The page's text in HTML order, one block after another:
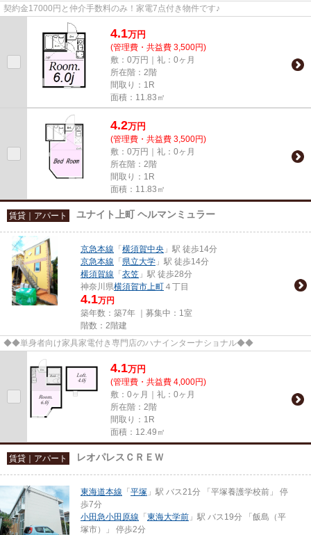
契約金17000円と仲介手数料のみ！家電7点付き物件です♪
4.1万円
(管理費・共益費 3,500円)
敷：0万円｜礼：0ヶ月
所在階：2階
間取り：1R
面積：11.83㎡
4.2万円
(管理費・共益費 3,500円)
敷：0万円｜礼：0ヶ月
所在階：2階
間取り：1R
面積：11.83㎡
賃貸｜アパート ユナイト上町 ヘルマンミュラー
京急本線 「 横須賀中央 」駅 徒歩14分
京急本線 「 県立大学 」駅 徒歩14分
横須賀線 「 衣笠 」駅 徒歩28分
神奈川県横須賀市上町 ４丁目
4.1万円
築年数：築7年 ｜募集中： 1室
階数：2階建
◆◆単身者向け家具家電付き専門店のハナインターナショナル◆◆
4.1万円
(管理費・共益費 4,000円)
敷：0ヶ月｜礼：0ヶ月
所在階：2階
間取り：1R
面積：12.49㎡
賃貸｜アパート レオパレスＣＲＥＷ
東海道本線 「 平塚 」駅 バス21分 「平塚養護学校前」 停
歩7分
小田急小田原線 「 東海大学前 」駅 バス19分 「飯島（平
塚市）」 停歩2分